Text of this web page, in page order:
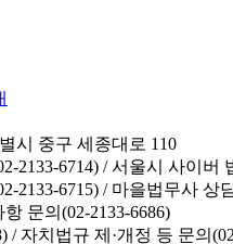
시 중구 세종대로 110
2133-6714) /서울시 사이버
2133-6715) / 마을법무사 상
문의(02-2133-6686)
/ 자치법규 제·개정 등 문의